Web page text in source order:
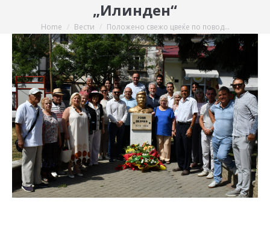
„Илинден“
You are here:
Home Вести Положено свежо цвеќе по повод…